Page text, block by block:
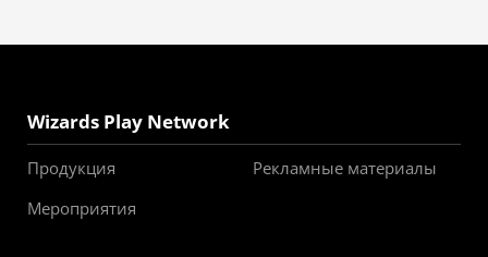
Wizards Play Network
Продукция
Рекламные материалы
Мероприятия